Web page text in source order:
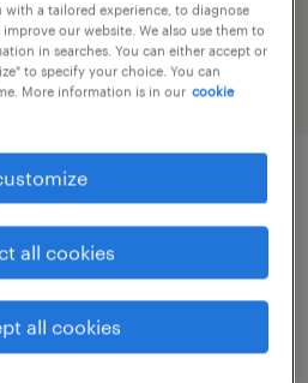
with a tailored experience, to diagnose
our website. We also use them to
in searches. You can either accept or
to specify your choice. You can
More information is in our cookie
all cookies
all cookies